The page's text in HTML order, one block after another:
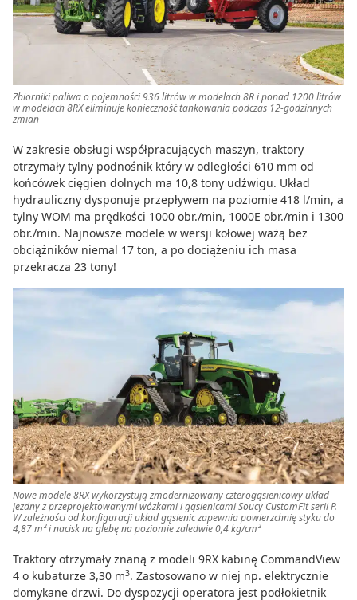
Zbiorniki paliwa o pojemności 936 litrów w modelach 8R i ponad 1200 litrów
w modelach 8RX eliminuje konieczność tankowania podczas 12-godzinnych
zmian
W zakresie obsługi współpracujących maszyn, traktory
otrzymały tylny podnośnik który w odległości 610 mm od
końcówek cięgien dolnych ma 10,8 tony udźwigu. Układ
hydrauliczny dysponuje przepływem na poziomie 418 l/min, a
tylny WOM ma prędkości 1000 obr./min, 1000E obr./min i 1300
obr./min. Najnowsze modele w wersji kołowej ważą bez
obciążników niemal 17 ton, a po dociążeniu ich masa
przekracza 23 tony!
Nowe modele 8RX wykorzystują zmodernizowany czterogąsienicowy układ
jezdny z przeprojektowanymi wózkami i gąsienicami Soucy CustomFit serii P.
W zależności od konfiguracji układ gąsienic zapewnia powierzchnię styku do
4,87 m² i nacisk na glebę na poziomie zaledwie 0,4 kg/cm²
Traktory otrzymały znaną z modeli 9RX kabinę CommandView
4 o kubaturze 3,30 m3. Zastosowano w niej np. elektrycznie
domykane drzwi. Do dyspozycji operatora jest podłokietnik